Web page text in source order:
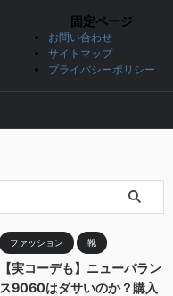
固定ページ
お問い合わせ
サイトマップ
プライバシーポリシー
ファッション 靴
【実コーデも】ニューバラン
ス9060はダサいのか？購入